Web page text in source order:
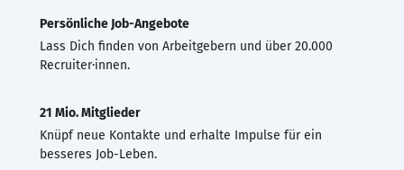
Persönliche Job-Angebote
Lass Dich finden von Arbeitgebern und über 20.000
Recruiter·innen.
21 Mio. Mitglieder
Knüpf neue Kontakte und erhalte Impulse für ein
besseres Job-Leben.